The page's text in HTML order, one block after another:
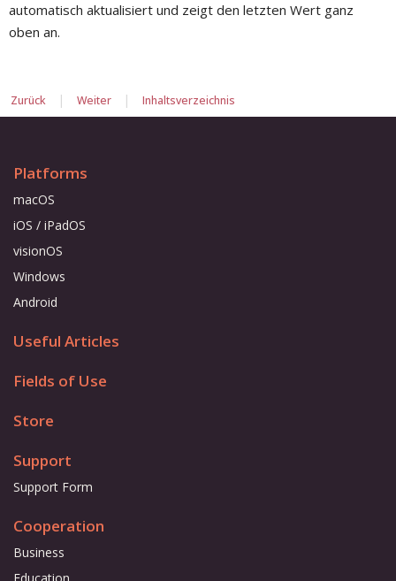
automatisch aktualisiert und zeigt den letzten Wert ganz
oben an.
Zurück | Weiter | Inhaltsverzeichnis
Platforms
macOS
iOS / iPadOS
visionOS
Windows
Android
Useful Articles
Fields of Use
Store
Support
Support Form
Cooperation
Business
Education